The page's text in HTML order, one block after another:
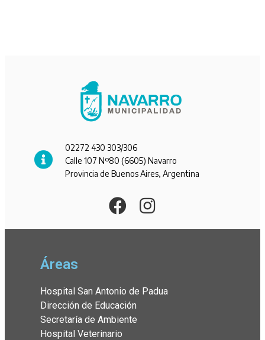
02272 430 303/306
Calle 107 Nº80 (6605) Navarro
Provincia de Buenos Aires, Argentina
Áreas
Hospital San Antonio de Padua
Dirección de Educación
Secretaría de Ambiente
Hospital Veterinario